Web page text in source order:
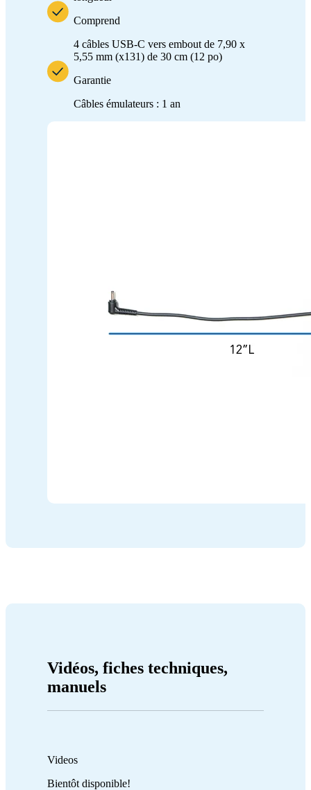
Comprend
4 câbles USB-C vers embout de 7,90 x
5,55 mm (x131) de 30 cm (12 po)
Garantie
Câbles émulateurs : 1 an
Vidéos, fiches techniques,
manuels
Videos
Bientôt disponible!